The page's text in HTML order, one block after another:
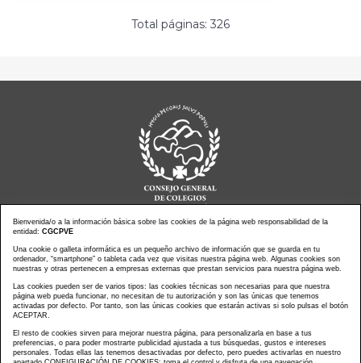
Total páginas: 326
Noticias actualidad
Agenda de Actos
Revistas
PressClip
Multimedias
Contacto
Aviso Legal
Política Privacidad
Política Cookies
Bienvenida/o a la información básica sobre las cookies de la página web responsabilidad de la
entidad: CGCPVE
Una cookie o galleta informática es un pequeño archivo de información que se guarda en tu
ordenador, “smartphone” o tableta cada vez que visitas nuestra página web. Algunas cookies son
nuestras y otras pertenecen a empresas externas que prestan servicios para nuestra página web.
Las cookies pueden ser de varios tipos: las cookies técnicas son necesarias para que nuestra
página web pueda funcionar, no necesitan de tu autorización y son las únicas que tenemos
activadas por defecto. Por tanto, son las únicas cookies que estarán activas si solo pulsas el botón
ACEPTAR.
El resto de cookies sirven para mejorar nuestra página, para personalizarla en base a tus
preferencias, o para poder mostrarte publicidad ajustada a tus búsquedas, gustos e intereses
personales. Todas ellas las tenemos desactivadas por defecto, pero puedes activarlas en nuestro